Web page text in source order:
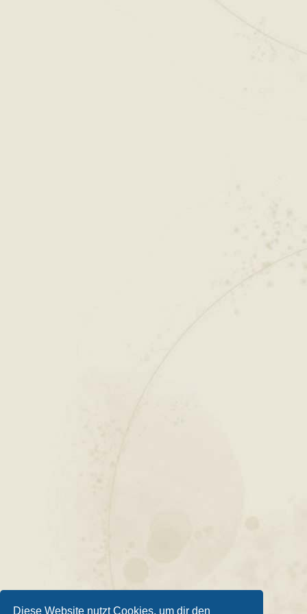
Diese Website nutzt Cookies, um dir den